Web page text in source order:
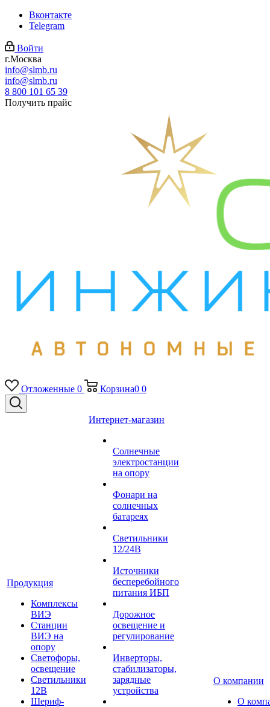
Вконтакте
Telegram
Войти
г.Москва
info@slmb.ru
info@slmb.ru
8 800 101 65 39
Получить прайс
Отложенные 0 Корзина0 0
Продукция
Комплексы
ВИЭ
Станции
ВИЭ на
опору
Светофоры,
освещение
Светильники
12В
Шериф-
Интернет-магазин
Солнечные
электростанции
на опору
Фонари на
солнечных
батареях
Светильники
12/24В
Источники
бесперебойного
питания ИБП
Дорожное
освещение и
регулирование
Инверторы,
стабилизаторы,
зарядные
устройства
О компании
О